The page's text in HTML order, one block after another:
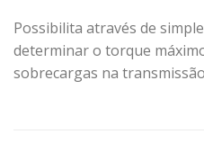
Possibilita através de
determinar o torque
sobrecargas na